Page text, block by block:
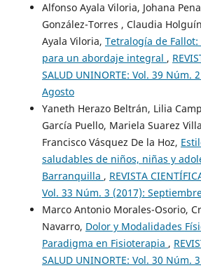
Alfonso Ayala Viloria, Johana
González-Torres , Claudia
Ayala Viloria, Tetralogía de
para un abordaje integral ,
SALUD UNINORTE: Vol. 39 Núm.
Agosto
Yaneth Herazo Beltrán, Lilia
García Puello, Mariela Suarez
Francisco Vásquez De la Hoz,
saludables de niños, niñas y
Barranquilla , REVISTA
Vol. 33 Núm. 3 (2017):
Marco Antonio Morales-Osorio,
Navarro, Dolor y Modalidades
Paradigma en Fisioterapia ,
SALUD UNINORTE: Vol. 30 Núm.